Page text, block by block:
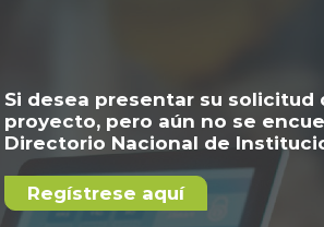
Si desea presentar su
proyecto, pero aún no se
Directorio Nacional de
Regístrese aquí